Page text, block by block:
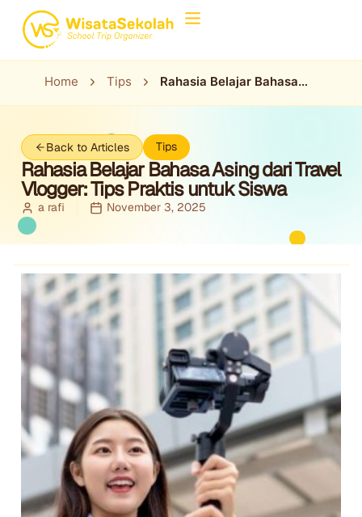
Home Tips
Rahasia Belajar Bahasa
Back to Articles Tips
Rahasia Belajar Bahasa Asing dari Travel
Vlogger: Tips Praktis untuk Siswa
a rafi November 3, 2025